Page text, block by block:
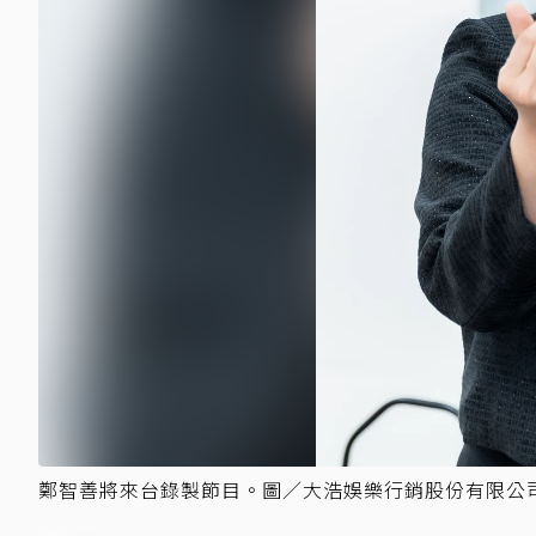
鄭智善將來台錄製節目。圖／大浩娛樂行銷股份有限公